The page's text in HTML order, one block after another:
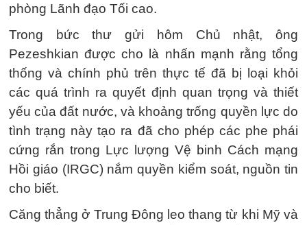
phòng Lãnh đạo Tối cao.
Trong bức thư gửi hôm Chủ nhật, ông
Pezeshkian được cho là nhấn mạnh rằng tổng
thống và chính phủ trên thực tế đã bị loại khỏi
các quá trình ra quyết định quan trọng và thiết
yếu của đất nước, và khoảng trống quyền lực do
tình trạng này tạo ra đã cho phép các phe phái
cứng rắn trong Lực lượng Vệ binh Cách mạng
Hồi giáo (IRGC) nắm quyền kiểm soát, nguồn tin
cho biết.
Căng thẳng ở Trung Đông leo thang từ khi Mỹ và